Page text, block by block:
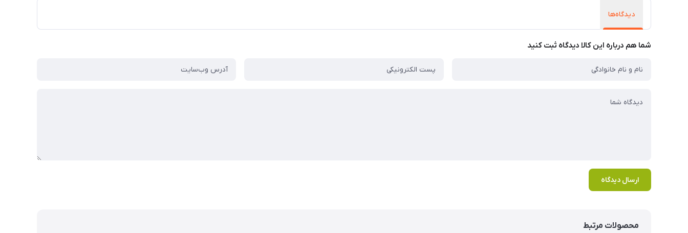
دیدگاه‌ها
شما هم درباره این کالا دیدگاه ثبت کنید
ارسال دیدگاه
محصولات مرتبط